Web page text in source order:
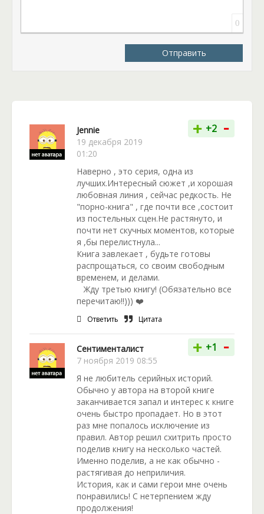
демон. Вот так еще недавно неизвестная героиня
становится практически звездой не только всего
факультета, но и Академии Ард. Как же решится ее
судьба и отношения с Рэйваном? Вас ждут десятки
0
Отправить
Jennie
19 декабря 2019
01:20
+ +2 -
Наверно , это серия, одна из
лучших.Интересный сюжет ,и хорошая
любовная линия , сейчас редкость. Не
"порно-книга" , где почти все ,состоит
из постельных сцен.Не растянуто, и
почти нет скучных моментов, которые
я ,бы перелистнула...
Книга завлекает , будьте готовы
распрощаться, со своим свободным
временем, и делами.
Жду третью книгу! (Обязательно все
перечитаю!!))) ❤️
Ответить Цитата
Сентименталист
7 ноября 2019 08:55
+ +1 -
Я не любитель серийных историй.
Обычно у автора на второй книге
заканчивается запал и интерес к книге
очень быстро пропадает. Но в этот
раз мне попалось исключение из
правил. Автор решил схитрить просто
поделив книгу на несколько частей.
Именно поделив, а не как обычно -
растягивая до неприличия.
История, как и сами герои мне очень
понравились! С нетерпением жду
продолжения!